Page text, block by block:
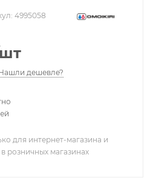
4995058
дешевле?
для интернет-магазина и
розничных магазинах